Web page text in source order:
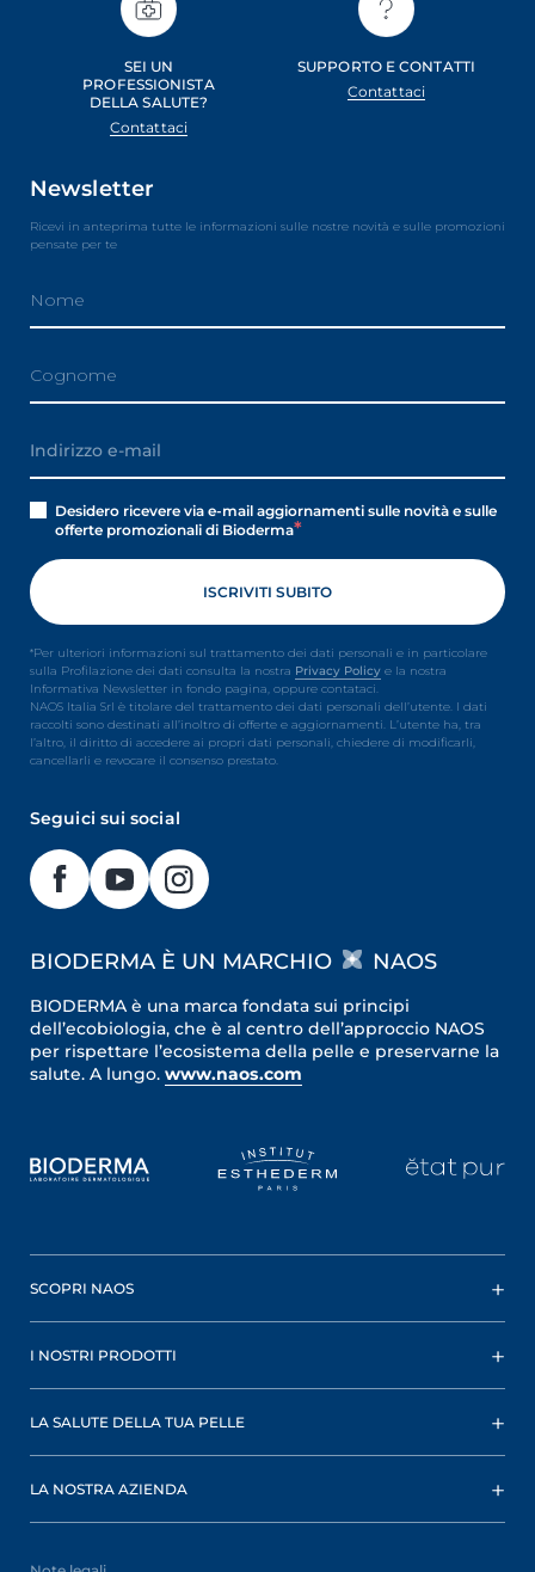
SEI UN
PROFESSIONISTA
DELLA SALUTE?
Contattaci
SUPPORTO E CONTATTI
Contattaci
Newsletter
Ricevi in anteprima tutte le informazioni sulle nostre novità e sulle promozioni
pensate per te
Desidero ricevere via e-mail aggiornamenti sulle novità e sulle
offerte promozionali di Bioderma
*Per ulteriori informazioni sul trattamento dei dati personali e in particolare
sulla Profilazione dei dati consulta la nostra Privacy Policy e la nostra
Informativa Newsletter in fondo pagina, oppure contataci.
NAOS Italia Srl è titolare del trattamento dei dati personali dell’utente. I dati
raccolti sono destinati all’inoltro di offerte e aggiornamenti. L’utente ha, tra
l’altro, il diritto di accedere ai propri dati personali, chiedere di modificarli,
cancellarli e revocare il consenso prestato.
Seguici sui social
BIODERMA È UN MARCHIO NAOS
BIODERMA è una marca fondata sui principi
dell’ecobiologia, che è al centro dell’approccio NAOS
per rispettare l’ecosistema della pelle e preservarne la
salute. A lungo. www.naos.com
SCOPRI NAOS
I NOSTRI PRODOTTI
LA SALUTE DELLA TUA PELLE
LA NOSTRA AZIENDA